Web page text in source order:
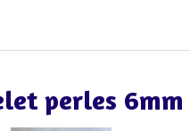
perles 6mm